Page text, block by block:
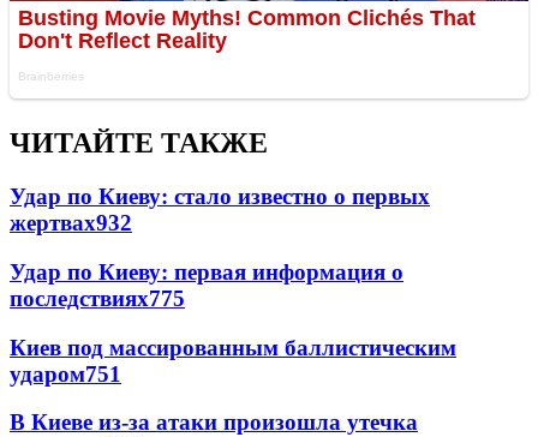
ЧИТАЙТЕ ТАКЖЕ
Удар по Киеву: стало известно о первых
жертвах932
Удар по Киеву: первая информация о
последствиях775
Киев под массированным баллистическим
ударом751
В Киеве из-за атаки произошла утечка